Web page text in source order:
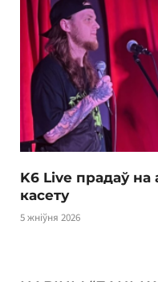
K6 Live прадаў
касету
5 жніўня 2026